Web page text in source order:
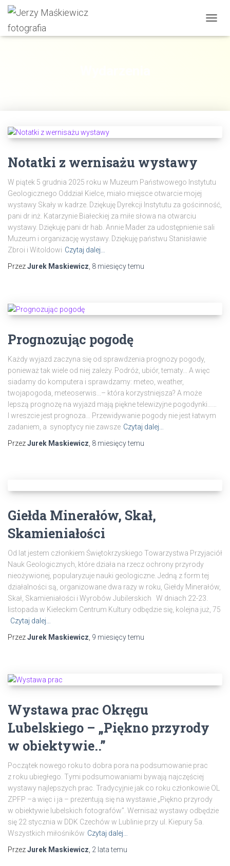
Notatki z wernisażu wystawy
W piątek 5 grudnia 2025 roku w Muzeum Państwowego Instytutu
Geologicznego Oddział Kielce, miało miejsce otwarcie mojej
wystawy Skały w kadrze. Dziękuję Dyrekcji Instytutu za gościnność,
pani dr inż. Katarzynie Białeckiej za miłe słowa na otwarciu
wystawy. Dziękuję pani dr hab. Annie Mader za udostępnienie sali
Muzeum i organizację wystawy. Dziękuję państwu Stanisławie
Zbroi i Witoldowi Czytaj dalej…
PrzezJurek Maskiewicz, 8 miesięcytemu
Prognozując pogodę
Każdy wyjazd zaczyna się od sprawdzenia prognozy pogody,
ponieważ tak wiele od niej zależy. Podróż, ubiór, tematy… A więc
siadamy do komputera i sprawdzamy: meteo, weather,
twojapogoda, meteoserwis…– która korzystniejsza? A może
lepszą prognozę na wyjazd mają piękne telewizyjne pogodynki……
I wreszcie jest prognoza… Przewidywanie pogody nie jest łatwym
zadaniem, a synoptycy nie zawsze Czytaj dalej…
PrzezJurek Maskiewicz 8 miesięcytemu
Giełda Minerałów, Skał,
Skamieniałości
Od lat jestem członkiem Świętokrzyskiego Towarzystwa Przyjaciół
Nauk Geologicznych, które działa na rzecz ochrony przyrody
nieożywionej, popularyzuje nauki geologiczne. Jedną z form tej
działalności są, organizowane dwa razy w roku, Giełdy Minerałów,
Skał, Skamieniałości i Wyrobów Jubilerskich W dniach 22-23.
listopada w Kieleckim Centrum Kultury odbędzie się, kolejna już, 75
Czytaj dalej…
PrzezJurek Maskiewicz 9 miesięcytemu
Wystawa prac Okręgu
Lubelskiego – „Piękno przyrody
w obiektywie..”
Początek nowego roku to dobra pora na podsumowanie prac
z roku ubiegłego. Tymi podsumowaniami bywają najczęściej
wystawy najlepszych prac. Tradycyjnie jak co roku członkowie OL
ZPFP –a więc i ja – prezentują się na wystawie „Piękno przyrody
w obiektywie lubelskich fotografów”. Wernisaż wystawy odbędzie
się 22 stycznia w DDK Czechów w Lublinie przy ul. Kiepury 5a.
Wszystkich miłośników Czytaj dalej…
PrzezJurek Maskiewicz 2 latatemu